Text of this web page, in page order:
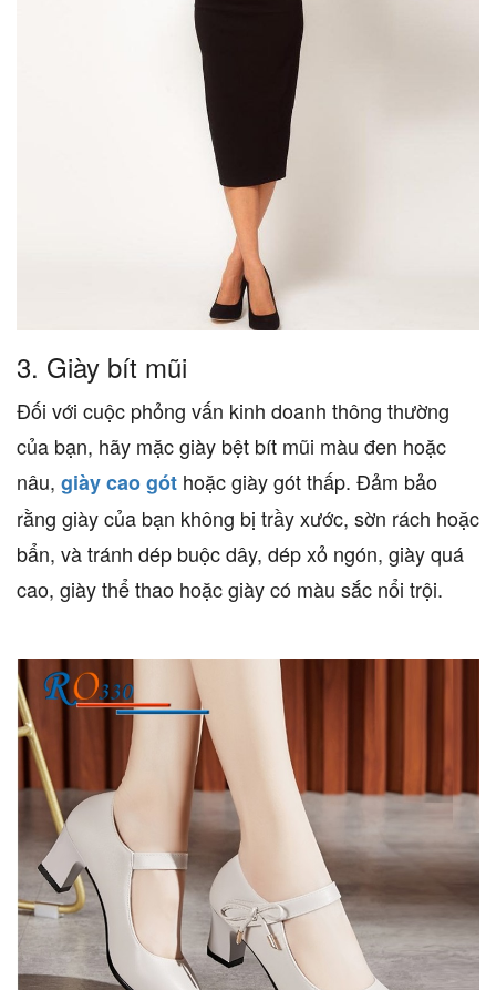
3. Giày bít mũi
Đối với cuộc phỏng vấn kinh doanh thông thường
của bạn, hãy mặc giày bệt bít mũi màu đen hoặc
nâu, giày cao gót hoặc giày gót thấp. Đảm bảo
rằng giày của bạn không bị trầy xước, sờn rách hoặc
bẩn, và tránh dép buộc dây, dép xỏ ngón, giày quá
cao, giày thể thao hoặc giày có màu sắc nổi trội.